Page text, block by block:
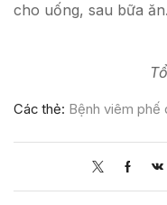
cho uống, sau bữa ăn.
Các thẻ: Bệnh viêm phế